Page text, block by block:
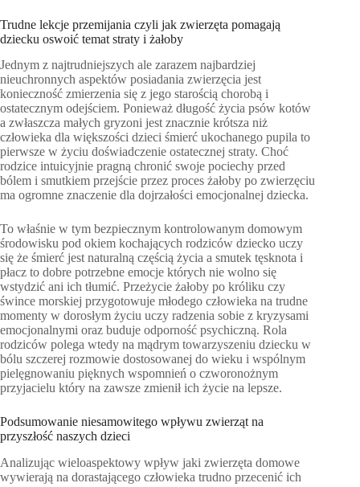
Trudne lekcje przemijania czyli jak zwierzęta pomagają
dziecku oswoić temat straty i żałoby
Jednym z najtrudniejszych ale zarazem najbardziej
nieuchronnych aspektów posiadania zwierzęcia jest
konieczność zmierzenia się z jego starością chorobą i
ostatecznym odejściem. Ponieważ długość życia psów kotów
a zwłaszcza małych gryzoni jest znacznie krótsza niż
człowieka dla większości dzieci śmierć ukochanego pupila to
pierwsze w życiu doświadczenie ostatecznej straty. Choć
rodzice intuicyjnie pragną chronić swoje pociechy przed
bólem i smutkiem przejście przez proces żałoby po zwierzęciu
ma ogromne znaczenie dla dojrzałości emocjonalnej dziecka.
To właśnie w tym bezpiecznym kontrolowanym domowym
środowisku pod okiem kochających rodziców dziecko uczy
się że śmierć jest naturalną częścią życia a smutek tęsknota i
płacz to dobre potrzebne emocje których nie wolno się
wstydzić ani ich tłumić. Przeżycie żałoby po króliku czy
śwince morskiej przygotowuje młodego człowieka na trudne
momenty w dorosłym życiu uczy radzenia sobie z kryzysami
emocjonalnymi oraz buduje odporność psychiczną. Rola
rodziców polega wtedy na mądrym towarzyszeniu dziecku w
bólu szczerej rozmowie dostosowanej do wieku i wspólnym
pielęgnowaniu pięknych wspomnień o czworonożnym
przyjacielu który na zawsze zmienił ich życie na lepsze.
Podsumowanie niesamowitego wpływu zwierząt na
przyszłość naszych dzieci
Analizując wieloaspektowy wpływ jaki zwierzęta domowe
wywierają na dorastającego człowieka trudno przecenić ich